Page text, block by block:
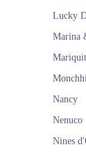
Lucky
Marina
Nancy
Nenuco
Nines